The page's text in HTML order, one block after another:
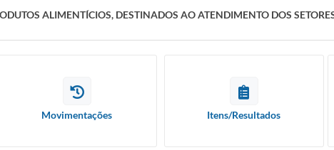
ALIMENTÍCIOS, DESTINADOS AO ATENDIMENTO DOS
Movimentações Itens/Resultados